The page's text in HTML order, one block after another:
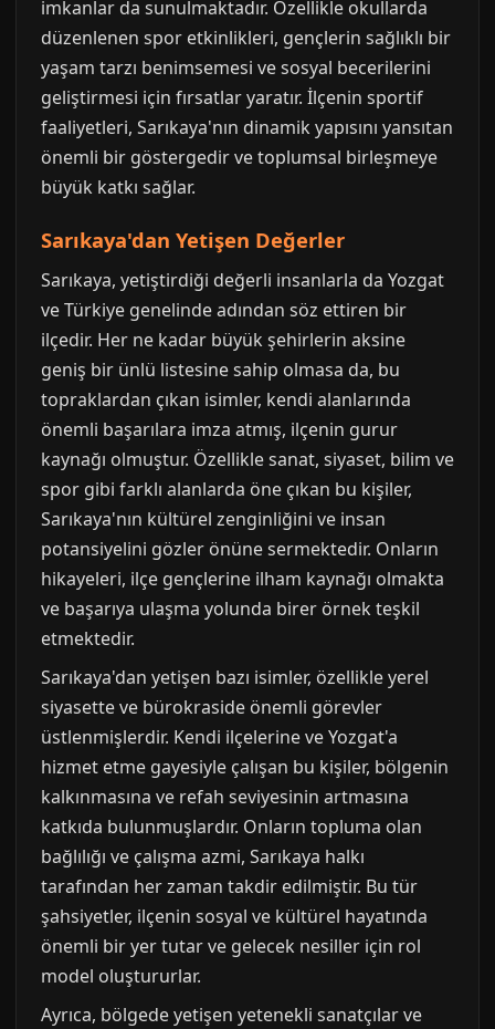
imkanlar da sunulmaktadır. Özellikle okullarda
düzenlenen spor etkinlikleri, gençlerin sağlıklı bir
yaşam tarzı benimsemesi ve sosyal becerilerini
geliştirmesi için fırsatlar yaratır. İlçenin sportif
faaliyetleri, Sarıkaya'nın dinamik yapısını yansıtan
önemli bir göstergedir ve toplumsal birleşmeye
büyük katkı sağlar.
Sarıkaya'dan Yetişen Değerler
Sarıkaya, yetiştirdiği değerli insanlarla da Yozgat
ve Türkiye genelinde adından söz ettiren bir
ilçedir. Her ne kadar büyük şehirlerin aksine
geniş bir ünlü listesine sahip olmasa da, bu
topraklardan çıkan isimler, kendi alanlarında
önemli başarılara imza atmış, ilçenin gurur
kaynağı olmuştur. Özellikle sanat, siyaset, bilim ve
spor gibi farklı alanlarda öne çıkan bu kişiler,
Sarıkaya'nın kültürel zenginliğini ve insan
potansiyelini gözler önüne sermektedir. Onların
hikayeleri, ilçe gençlerine ilham kaynağı olmakta
ve başarıya ulaşma yolunda birer örnek teşkil
etmektedir.
Sarıkaya'dan yetişen bazı isimler, özellikle yerel
siyasette ve bürokraside önemli görevler
üstlenmişlerdir. Kendi ilçelerine ve Yozgat'a
hizmet etme gayesiyle çalışan bu kişiler, bölgenin
kalkınmasına ve refah seviyesinin artmasına
katkıda bulunmuşlardır. Onların topluma olan
bağlılığı ve çalışma azmi, Sarıkaya halkı
tarafından her zaman takdir edilmiştir. Bu tür
şahsiyetler, ilçenin sosyal ve kültürel hayatında
önemli bir yer tutar ve gelecek nesiller için rol
model oluştururlar.
Ayrıca, bölgede yetişen yetenekli sanatçılar ve